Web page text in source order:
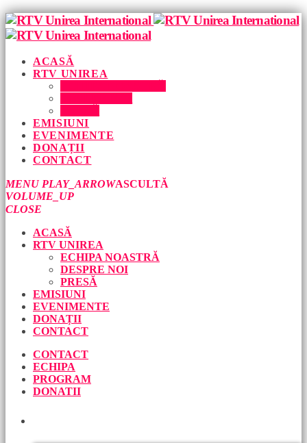
ACASĂ
RTV UNIREA
EMISIUNI
EVENIMENTE
DONAȚII
CONTACT
MENU PLAY_ARROWASCULTĂ
VOLUME_UP
CLOSE
ACASĂ
RTV UNIREA
ECHIPA NOASTRĂ
DESPRE NOI
PRESĂ
EMISIUNI
EVENIMENTE
DONAȚII
CONTACT
CONTACT
ECHIPA
PROGRAM
DONATII